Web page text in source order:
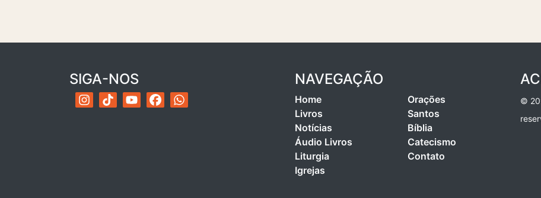
SIGA-NOS NAVEGAÇÃO
Home
Livros
Notícias
Áudio Livros
Liturgia
Igrejas
Orações
Santos
Bíblia
Catecismo
Contato
©